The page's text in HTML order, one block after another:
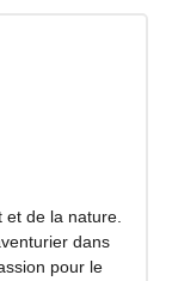
et de la nature.
dans
pour le